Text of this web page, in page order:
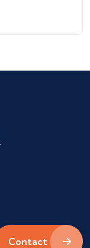
Contact